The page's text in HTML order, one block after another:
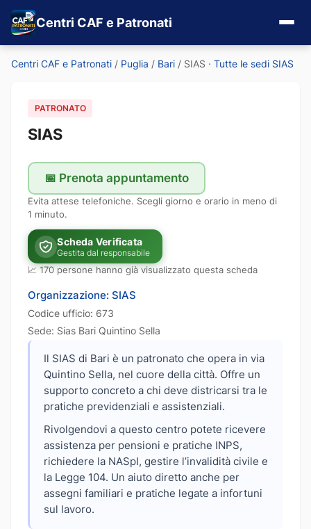
Centri CAF e Patronati
Centri CAF e Patronati / Puglia / Bari / SIAS · Tutte le sedi SIAS
PATRONATO
SIAS
📅 Prenota appuntamento
Evita attese telefoniche. Scegli giorno e orario in meno di
1 minuto.
Scheda Verificata
Gestita dal responsabile
📈 170 persone hanno già visualizzato questa scheda
Organizzazione: SIAS
Codice ufficio: 673
Sede: Sias Bari Quintino Sella
Il SIAS di Bari è un patronato che opera in via
Quintino Sella, nel cuore della città. Offre un
supporto concreto a chi deve districarsi tra le
pratiche previdenziali e assistenziali.
Rivolgendovi a questo centro potete ricevere
assistenza per pensioni e pratiche INPS,
richiedere la NASpI, gestire l’invalidità civile e
la Legge 104. Un aiuto diretto anche per
assegni familiari e pratiche legate a infortuni
sul lavoro.